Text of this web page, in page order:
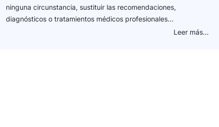
ninguna circunstancia, sustituir las recomendaciones,
diagnósticos o tratamientos médicos profesionales...
Leer más...